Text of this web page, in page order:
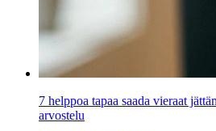
7 helppoa tapaa saada vieraat
arvostelu